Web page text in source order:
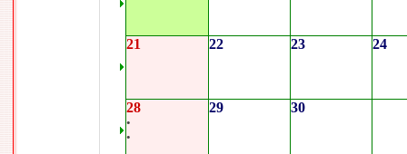
21 22 23 24
28
•
•
29 30